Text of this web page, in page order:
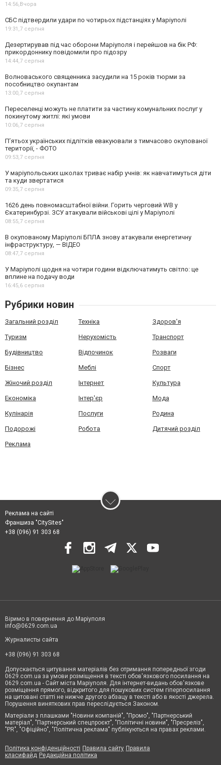
14:56, Вчора
СБС підтвердили удари по чотирьох підстанціях у Маріуполі
19:31,7 серпня
Дезертирував під час оборони Маріуполя і перейшов на бік РФ:
прикордоннику повідомили про підозру
14:44,7 серпня
Волноваського священника засудили на 15 років тюрми за
пособництво окупантам
13:00,7 серпня
Переселенці можуть не платити за частину комунальних послуг у
покинутому житлі: які умови
10:06,7 серпня
П’ятьох українських підлітків евакуювали з тимчасово окупованої
території, - ФОТО
09:53,7 серпня
У маріупольських школах триває набір учнів: як навчатимуться діти
та куди звертатися
09:35,7 серпня
1626 день повномасштабної війни. Горить черговий WB у
Єкатеринбурзі. ЗСУ атакували військові цілі у Маріуполі
08:55,7 серпня
В окупованому Маріуполі БПЛА знову атакували енергетичну
інфраструктуру, — ВІДЕО
08:47,7 серпня
У Маріуполі щодня на чотири години відключатимуть світло: це
вплине на подачу води
16:45,6 серпня
Рубрики новин
Загальний розділ Техніка Здоров'я
Туризм Нерухомість Транспорт
Будівництво Відпочинок Розваги
Бізнес Меблі Спорт
Жіночий розділ Інтернет Культура
Економіка Інтер'єр Мода
Кулінарія Послуги Родина
Подорожі Робота Дитячий розділ
Реклама
Реклама на сайті
Франшиза "CitySites"
+38 (096) 91 303 68
Віримо в повернення до Маріуполя
info@0629.com.ua
Журналисты сайта
+38 (096) 91 303 68
Допускається цитування матеріалів без отримання попередньої згоди
0629.com.ua за умови розміщення в тексті обов'язкового посилання на
0629.com.ua - Сайт міста Маріуполя. Для інтернет-видань обов'язкове
розміщення прямого, відкритого для пошукових систем гіперпосилання
на цитовані статті не нижче другого абзацу в тексті або в якості джерела.
Порушення виняткових прав переслідується Законом.
Матеріали з плашками "Новини компаній", "Промо", "Партнерський
матеріал", "Партнерський спецпроєкт", "Політичні новини", "Пресреліз",
"PR", "Офіційно", "Політична реклама" публікуються на правах реклами.
Політика конфіденційності Правила сайту Правила
класифайд Редакційна політика